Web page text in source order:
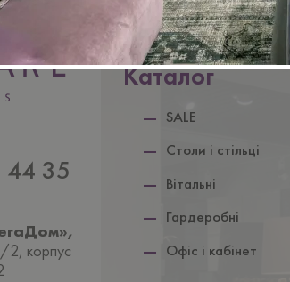
44 35
2, корпус
Каталог
SALE
Столи i стiльцi
Вiтальнi
Гардеробні
Офiс і кабінет